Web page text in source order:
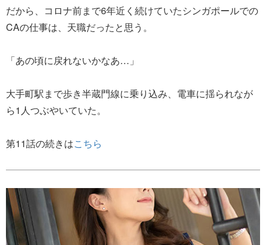
だから、コロナ前まで6年近く続けていたシンガポールでの
CAの仕事は、天職だったと思う。
「あの頃に戻れないかなあ…」
大手町駅まで歩き半蔵門線に乗り込み、電車に揺られなが
ら1人つぶやいていた。
第11話の続きはこちら